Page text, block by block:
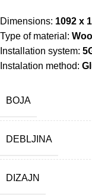
Dimensions: 1092 x
Type of material:
Installation system:
Instalation method:
BOJA
DEBLJINA
DIZAJN